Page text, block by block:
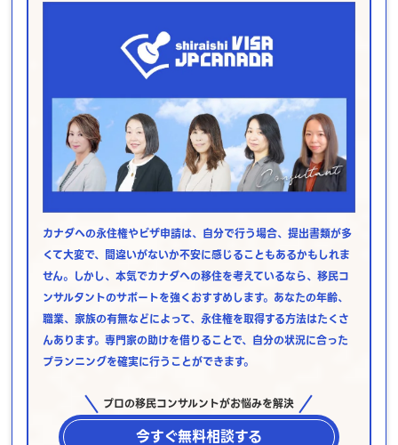
カナダへの永住権やビザ申請は、自分で行う場合、提出書類が多
くて大変で、間違いがないか不安に感じることもあるかもしれま
せん。しかし、本気でカナダへの移住を考えているなら、移民コ
ンサルタントのサポートを強くおすすめします。あなたの年齢、
職業、家族の有無などによって、永住権を取得する方法はたくさ
んあります。専門家の助けを借りることで、自分の状況に合った
プランニングを確実に行うことができます。
プロの移民コンサルントがお悩みを解決
今すぐ無料相談する